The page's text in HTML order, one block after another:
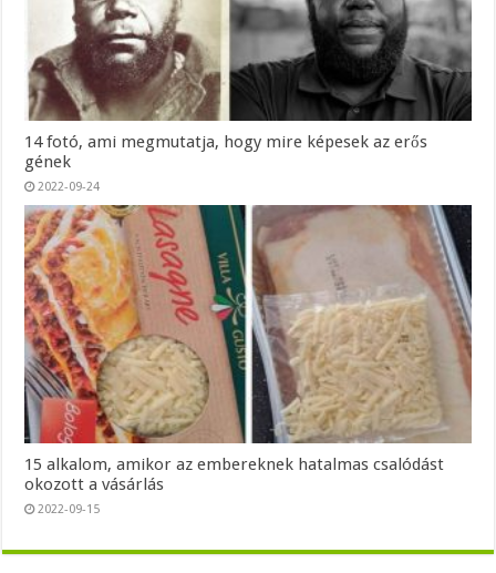
14 fotó, ami megmutatja, hogy mire képesek az erős
gének
2022-09-24
15 alkalom, amikor az embereknek hatalmas csalódást
okozott a vásárlás
2022-09-15